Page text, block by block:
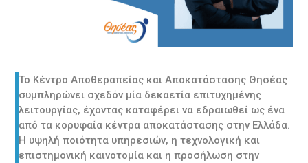
Το Κέντρο Αποθεραπείας και Αποκατάστασης Θησέας
συμπληρώνει σχεδόν μία δεκαετία επιτυχημένης
λειτουργίας, έχοντας καταφέρει να εδραιωθεί ως ένα
από τα κορυφαία κέντρα αποκατάστασης στην Ελλάδα.
Η υψηλή ποιότητα υπηρεσιών, η τεχνολογική και
επιστημονική καινοτομία και η προσήλωση στην